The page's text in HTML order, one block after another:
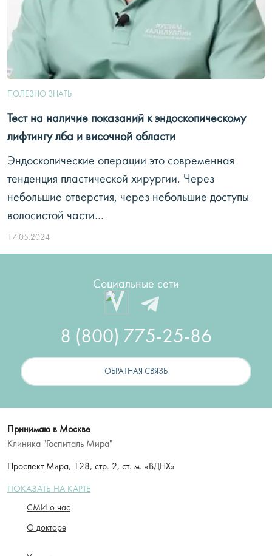
ПОЛЕЗНО ЗНАТЬ
Тест на наличие показаний к эндоскопическому
лифтингу лба и височной области
Эндоскопические операции это современная
тенденция пластической хирургии. Через
небольшие отверстия, через небольшие доступы
волосистой части…
17.05.2024
Социальные сети
8 (800) 775-25-86
ОБРАТНАЯ СВЯЗЬ
Принимаю в Москве
Клиника "Госпиталь Мира"
Проспект Мира, 128, стр. 2, ст. м. «ВДНХ»
ПОКАЗАТЬ НА КАРТЕ
СМИ о нас
О докторе